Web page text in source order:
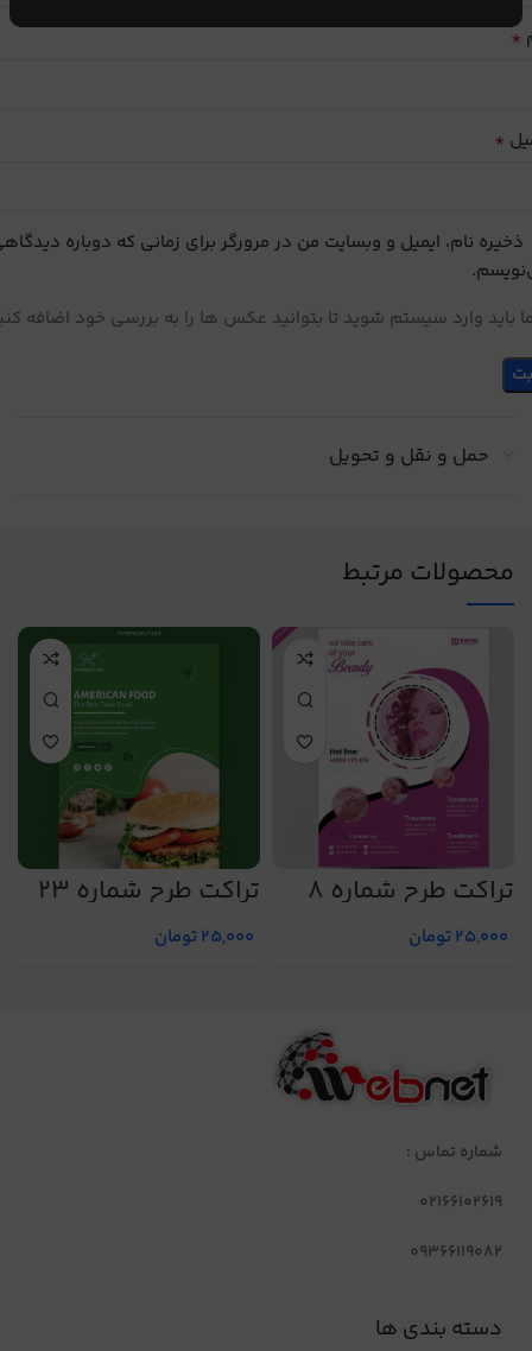
*
*
ذخیره نام، ایمیل و وبسایت من در مرورگر برای زمانی که دوباره
باید وارد سیستم شوید تا بتوانید عکس ها را به بررسی خود اضافه
حمل و نقل و تحویل
محصولات مرتبط
تراکت طرح شماره 8
25,000تومان
تراکت طرح شماره 23
25,000تومان
شماره تماس :
02166102619
09366119082
دسته بندی ها